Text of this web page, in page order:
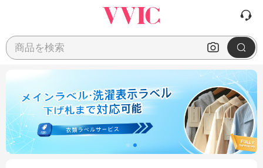
商品を検索